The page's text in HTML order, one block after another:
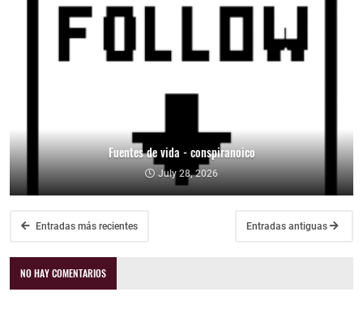
Fuentes de vida - conspiranoico
July 28, 2026
Entradas más recientes Entradas antiguas
NO HAY COMENTARIOS